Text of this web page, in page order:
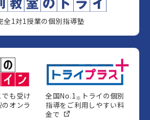
全1対1授業の個別指導塾
も受け
オンラ
全国No.1※ トライの個別
指導をご利用しやすい料
金で